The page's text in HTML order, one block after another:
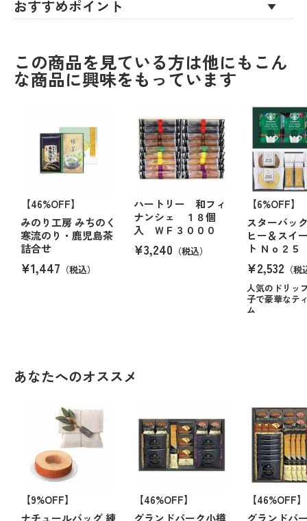
おすすめポイント
この商品を見ている方は他にもこん
な商品に興味をもっています
【46%OFF】
みのり工房 みちのく
寒流のり・鹿児島茶
詰合せ
¥1,447 （税込）
ハートリー 和フィ
ナンシェ １８個
入 ＷＦ３０００
¥3,240 （税込）
【6%OFF】
スターバッ
ヒー＆スイ
ト Ｎｏ２５
¥2,532 （
人気のドリッ
子で豪華なテ
ム
あなたへのオススメ
【9%OFF】
【46%OFF】
【46%OFF】